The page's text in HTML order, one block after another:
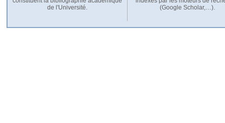
de l'Université.
(Google Scholar,…).